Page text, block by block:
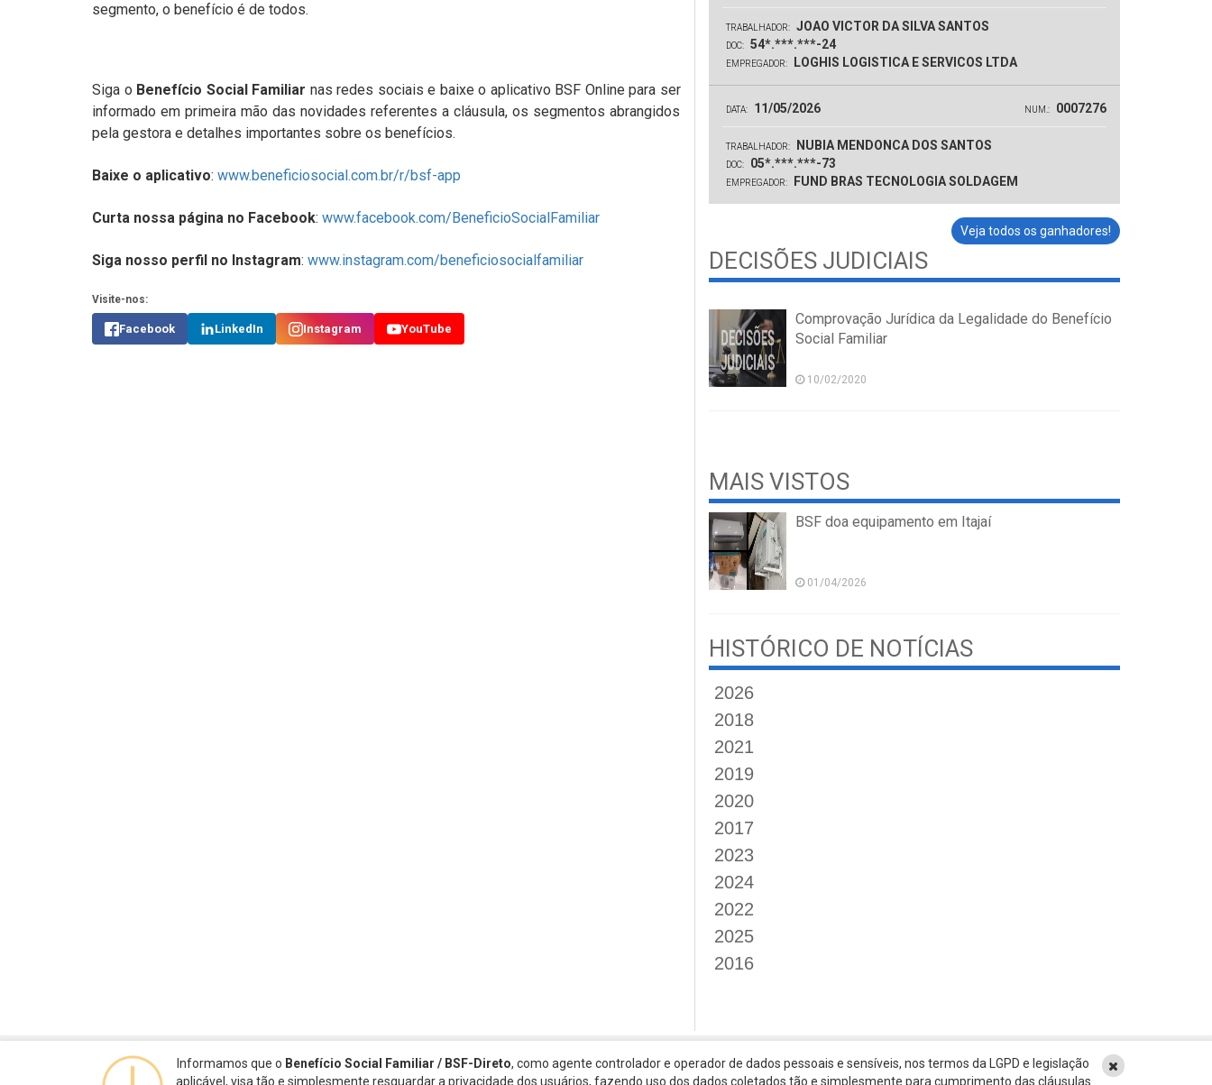
Informamos que o Benefício Social Familiar / BSF-Direto, como agente controlador e operador de dados pessoais e sensíveis, nos termos da LGPD e legislação
aplicável, visa tão e simplesmente resguardar a privacidade dos usuários, fazendo uso dos dados coletados tão e simplesmente para cumprimento das cláusulas
segmento, o benefício é de todos.
Siga o Benefício Social Familiar nas redes sociais e baixe o aplicativo BSF Online para ser
informado em primeira mão das novidades referentes a cláusula, os segmentos abrangidos
pela gestora e detalhes importantes sobre os benefícios.
Baixe o aplicativo: www.beneficiosocial.com.br/r/bsf-app
Curta nossa página no Facebook: www.facebook.com/BeneficioSocialFamiliar
Siga nosso perfil no Instagram: www.instagram.com/beneficiosocialfamiliar
Visite-nos:
Facebook LinkedIn Instagram YouTube
TRABALHADOR: JOAO VICTOR DA SILVA SANTOS
DOC: 54*.***.***-24
EMPREGADOR: LOGHIS LOGISTICA E SERVICOS LTDA
DATA: 11/05/2026 NUM.: 0007276
TRABALHADOR: NUBIA MENDONCA DOS SANTOS
DOC: 05*.***.***-73
EMPREGADOR: FUND BRAS TECNOLOGIA SOLDAGEM
Veja todos os ganhadores!
DECISÕES JUDICIAIS
Comprovação Jurídica da Legalidade do Benefício
Social Familiar
10/02/2020
MAIS VISTOS
BSF doa equipamento em Itajaí
01/04/2026
HISTÓRICO DE NOTÍCIAS
2026
2018
2021
2019
2020
2017
2023
2024
2022
2025
2016